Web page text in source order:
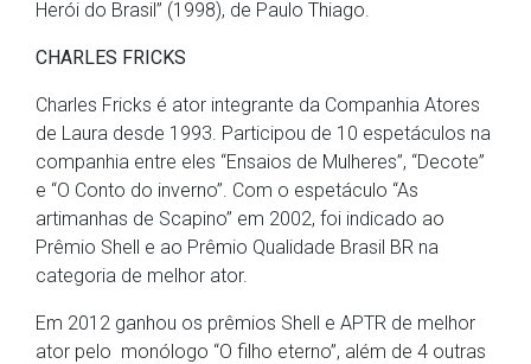
Herói do Brasil” (1998), de Paulo Thiago.
CHARLES FRICKS
Charles Fricks é ator integrante da Companhia Atores
de Laura desde 1993. Participou de 10 espetáculos na
companhia entre eles “Ensaios de Mulheres”, “Decote”
e “O Conto do inverno”. Com o espetáculo “As
artimanhas de Scapino” em 2002, foi indicado ao
Prêmio Shell e ao Prêmio Qualidade Brasil BR na
categoria de melhor ator.
Em 2012 ganhou os prêmios Shell e APTR de melhor
ator pelo monólogo “O filho eterno”, além de 4 outras